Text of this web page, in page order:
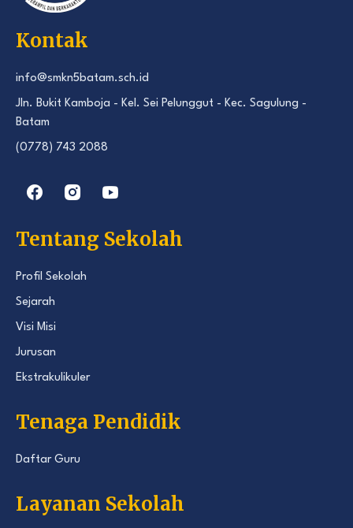
Kontak
info@smkn5batam.sch.id
Jln. Bukit Kamboja - Kel. Sei Pelunggut - Kec. Sagulung -
Batam
(0778) 743 2088
Tentang Sekolah
Profil Sekolah
Sejarah
Visi Misi
Jurusan
Ekstrakulikuler
Tenaga Pendidik
Daftar Guru
Layanan Sekolah